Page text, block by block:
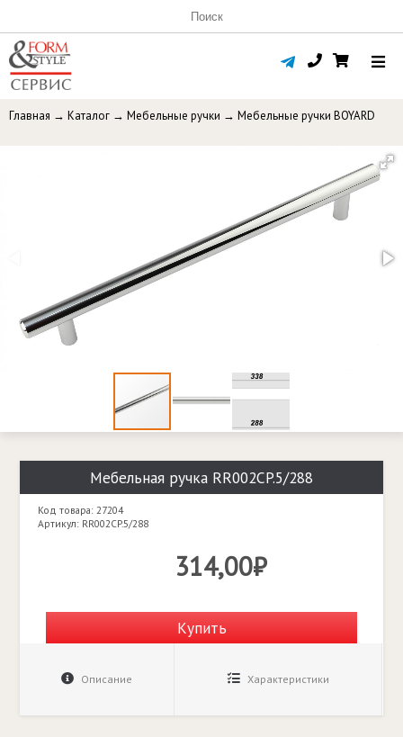
Главная → Каталог → Мебельные ручки → Мебельные ручки BOYARD
Мебельная ручка RR002CP.5/288
Код товара: 27204
Артикул: RR002CP.5/288
314,00₽
Купить
Описание Характеристики